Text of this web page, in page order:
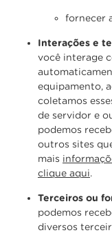
fornecer
Interações e
você interage
equipamento,
coletamos
de servidor e
podemos
outros sites
mais
clique aqui.
Terceiros ou
podemos
diversos